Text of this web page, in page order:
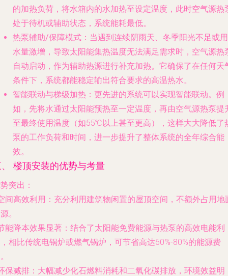
的加热负荷，将水箱内的水加热至设定温度，此时空气源热
处于待机或辅助状态，系统能耗最低。
热泵辅助/保障模式 ：当遇到连续阴雨天、冬季阳光不足或用
水量激增，导致太阳能集热温度无法满足需求时，空气源热
自动启动，作为辅助热源进行补充加热。它确保了在任何天
条件下，系统都能稳定输出符合要求的高温热水。
智能联动与梯级加热 ：更先进的系统可以实现智能联动。例
如，先将水通过太阳能预热至一定温度，再由空气源热泵提
至最终使用温度（如55℃以上甚至更高），这样大大降低了
泵的工作负荷和时间，进一步提升了整体系统的全年综合能
效。
楼顶安装的优势与考量
突出：
间高效利用 ：充分利用建筑物闲置的屋顶空间，不额外占用地
。
能降本效果显著 ：结合了太阳能免费能源与热泵的高效电能利
相比传统电锅炉或燃气锅炉，可节省高达60%-80%的能源费
保减排 ：大幅减少化石燃料消耗和二氧化碳排放，环境效益明